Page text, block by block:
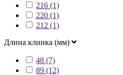
216 (1)
220 (1)
212 (1)
Длина клинка (мм)
48 (7)
89 (12)